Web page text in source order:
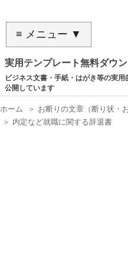
≡ メニュー ▼
実用テンプレート無料ダウ
ビジネス文書・手紙・はがき等の実
公開しています
ホーム ＞ お断りの文章（断り状・
＞ 内定など就職に関する辞退書